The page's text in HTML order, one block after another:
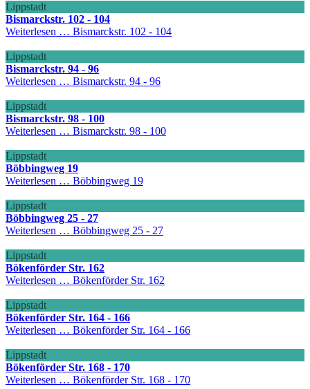
Lippstadt
Bismarckstr. 102 - 104
Weiterlesen … Bismarckstr. 102 - 104
Lippstadt
Bismarckstr. 94 - 96
Weiterlesen … Bismarckstr. 94 - 96
Lippstadt
Bismarckstr. 98 - 100
Weiterlesen … Bismarckstr. 98 - 100
Lippstadt
Böbbingweg 19
Weiterlesen … Böbbingweg 19
Lippstadt
Böbbingweg 25 - 27
Weiterlesen … Böbbingweg 25 - 27
Lippstadt
Bökenförder Str. 162
Weiterlesen … Bökenförder Str. 162
Lippstadt
Bökenförder Str. 164 - 166
Weiterlesen … Bökenförder Str. 164 - 166
Lippstadt
Bökenförder Str. 168 - 170
Weiterlesen … Bökenförder Str. 168 - 170